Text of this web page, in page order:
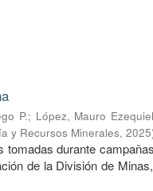
P.; López, Mauro Ezequiel
y Recursos Minerales,2025
durante
de la División de